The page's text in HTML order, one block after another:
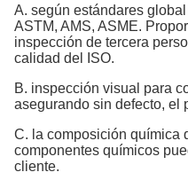
A. según estándares
ASTM, AMS, ASME.
inspección de tercera
calidad del ISO.
B. inspección visual para
asegurando sin defecto, el
C. la composición química
componentes químicos
cliente.